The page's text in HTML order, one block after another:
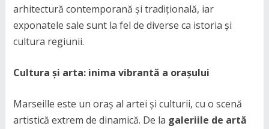
arhitectură contemporană și tradițională, iar
exponatele sale sunt la fel de diverse ca istoria și
cultura regiunii.
Cultura și arta: inima vibrantă a orașului
Marseille este un oraș al artei și culturii, cu o scenă
artistică extrem de dinamică. De la galeriile de artă